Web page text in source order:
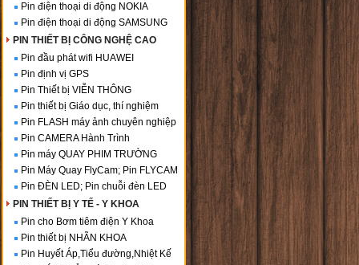
Pin điện thoại di động NOKIA
Pin điện thoại di động SAMSUNG
PIN THIẾT BỊ CÔNG NGHỆ CAO
Pin đầu phát wifi HUAWEI
Pin định vị GPS
Pin Thiết bị VIỄN THÔNG
Pin thiết bị Giáo dục, thí nghiệm
Pin FLASH máy ảnh chuyên nghiệp
Pin CAMERA Hành Trình
Pin máy QUAY PHIM TRƯỜNG
Pin Máy Quay FlyCam; Pin FLYCAM
Pin ĐÈN LED; Pin chuỗi đèn LED
PIN THIẾT BỊ Y TẾ - Y KHOA
Pin cho Bơm tiêm điện Y Khoa
Pin thiết bị NHÃN KHOA
Pin Huyết Áp,Tiểu đường,Nhiệt Kế